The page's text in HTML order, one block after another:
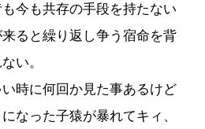
今も共存の手段を持たない
ると繰り返し争う宿命を背
い。
い時に何回か見た事あるけど
なった子猿が暴れてキィ、